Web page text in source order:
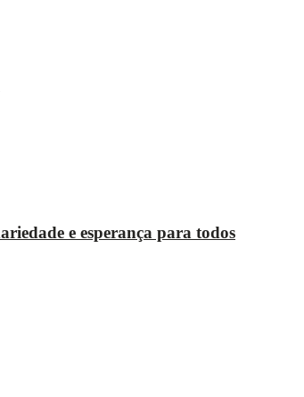
e esperança para todos